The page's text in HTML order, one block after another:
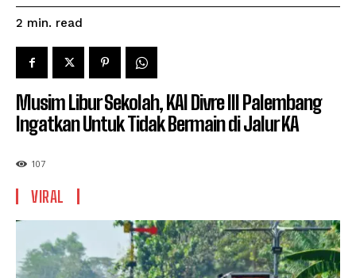
2 min. read
Musim Libur Sekolah, KAI Divre III Palembang
Ingatkan Untuk Tidak Bermain di Jalur KA
107
VIRAL